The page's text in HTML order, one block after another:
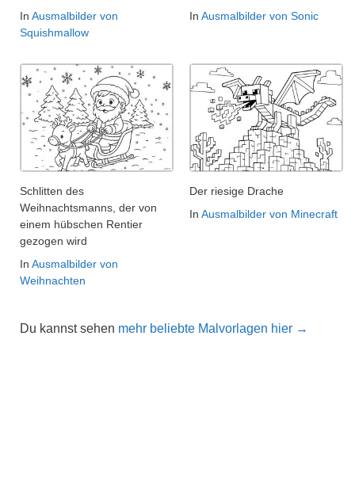
In Ausmalbilder von
Squishmallow
In Ausmalbilder von Sonic
Schlitten des
Weihnachtsmanns, der von
einem hübschen Rentier
gezogen wird
In Ausmalbilder von
Weihnachten
Der riesige Drache
In Ausmalbilder von Minecraft
Du kannst sehen mehr beliebte Malvorlagen hier →